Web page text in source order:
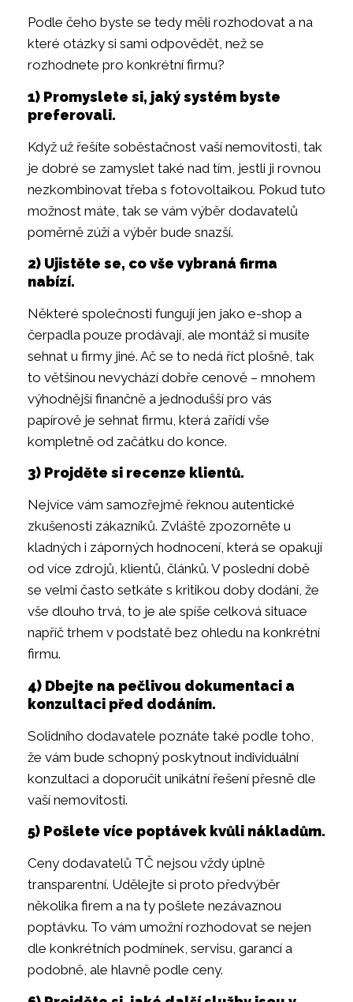
Podle čeho byste se tedy měli rozhodovat a na
které otázky si sami odpovědět, než se
rozhodnete pro konkrétní firmu?
1) Promyslete si, jaký systém byste
preferovali.
Když už řešíte soběstačnost vaší nemovitosti, tak
je dobré se zamyslet také nad tím, jestli ji rovnou
nezkombinovat třeba s fotovoltaikou. Pokud tuto
možnost máte, tak se vám výběr dodavatelů
poměrně zúží a výběr bude snazší.
2) Ujistěte se, co vše vybraná firma
nabízí.
Některé společnosti fungují jen jako e-shop a
čerpadla pouze prodávají, ale montáž si musíte
sehnat u firmy jiné. Ač se to nedá říct plošně, tak
to většinou nevychází dobře cenově – mnohem
výhodnější finančně a jednodušší pro vás
papírově je sehnat firmu, která zařídí vše
kompletně od začátku do konce.
3) Projděte si recenze klientů.
Nejvíce vám samozřejmě řeknou autentické
zkušenosti zákazníků. Zvláště zpozorněte u
kladných i záporných hodnocení, která se opakují
od více zdrojů, klientů, článků. V poslední době
se velmi často setkáte s kritikou doby dodání, že
vše dlouho trvá, to je ale spíše celková situace
napříč trhem v podstatě bez ohledu na konkrétní
firmu.
4) Dbejte na pečlivou dokumentaci a
konzultaci před dodáním.
Solidního dodavatele poznáte také podle toho,
že vám bude schopný poskytnout individuální
konzultaci a doporučit unikátní řešení přesně dle
vaší nemovitosti.
5) Pošlete více poptávek kvůli nákladům.
Ceny dodavatelů TČ nejsou vždy úplně
transparentní. Udělejte si proto předvýběr
několika firem a na ty pošlete nezávaznou
poptávku. To vám umožní rozhodovat se nejen
dle konkrétních podmínek, servisu, garancí a
podobně, ale hlavně podle ceny.